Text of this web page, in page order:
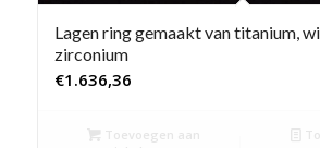
Lagen ring gemaakt van titanium,
zirconium
€1.636,36
Toevoegen aan